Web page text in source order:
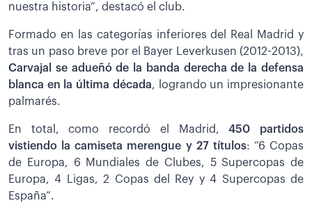
nuestra historia”, destacó el club.
Formado en las categorías inferiores del Real Madrid y
tras un paso breve por el Bayer Leverkusen (2012-2013),
Carvajal se adueñó de la banda derecha de la defensa
blanca en la última década, logrando un impresionante
palmarés.
En total, como recordó el Madrid,450 partidos
vistiendo la camiseta merengue y 27 títulos: “6 Copas
de Europa, 6 Mundiales de Clubes, 5 Supercopas de
Europa, 4 Ligas, 2 Copas del Rey y 4 Supercopas de
España”.